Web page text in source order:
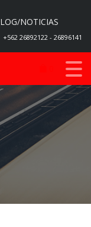
NOTICIAS
+562 26892122 - 26896141